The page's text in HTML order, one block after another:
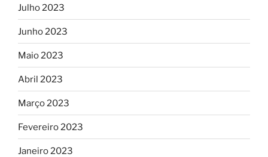
Julho 2023
Junho 2023
Maio 2023
Abril 2023
Março 2023
Fevereiro 2023
Janeiro 2023